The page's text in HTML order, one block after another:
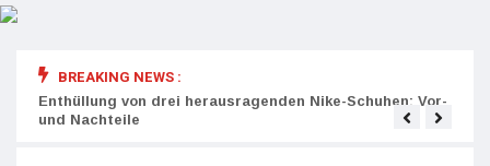
BREAKING NEWS :
Enthüllung von drei herausragenden Nike-Schuhen: Vor-
und Nachteile